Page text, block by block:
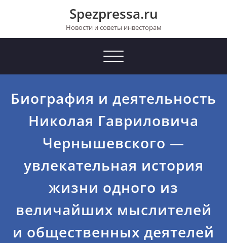
Spezpressa.ru
Новости и советы инвесторам
Toggle
Биография и деятельность
Николая Гавриловича
Чернышевского —
увлекательная история
жизни одного из
величайших мыслителей
и общественных деятелей